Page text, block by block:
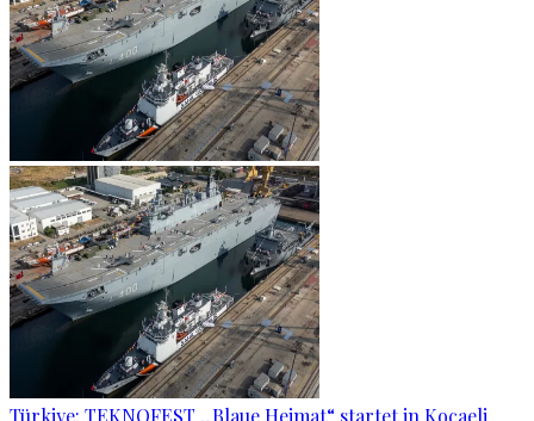
Türkiye: TEKNOFEST „Blaue Heimat“ startet in Kocaeli